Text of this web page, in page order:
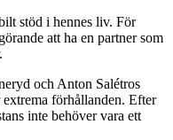
stöd i hennes liv. För
att ha en partner som
och Anton Salétros
förhållanden. Efter
inte behöver vara ett